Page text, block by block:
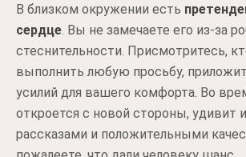
В близком окружении есть
сердце. Вы не замечаете его из-за
стеснительности. Присмотритесь,
выполнить любую просьбу,
усилий для вашего комфорта. Во
откроется с новой стороны, удивит
рассказами и положительными